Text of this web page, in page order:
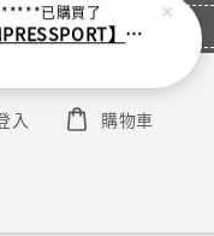
入 購物車
已購買了